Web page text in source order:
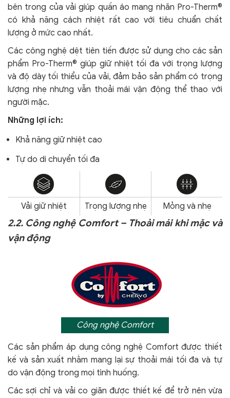
bên trong của vải giúp quần áo mang nhãn Pro-Therm®
có khả năng cách nhiệt rất cao với tiêu chuẩn chất
lượng ở mức cao nhất.
Các công nghệ dệt tiên tiến được sử dụng cho các sản
phẩm Pro-Therm® giúp giữ nhiệt tối đa với trọng lượng
và độ dày tối thiểu của vải, đảm bảo sản phẩm có trọng
lượng nhẹ nhưng vẫn thoải mái vận động thể thao với
người mặc.
Những lợi ích:
Khả năng giữ nhiệt cao
Tự do di chuyển tối đa
Vải giữ nhiệt Trọng lượng nhẹ Mỏng và nhẹ
2.2. Công nghệ Comfort – Thoải mái khi mặc và
vận động
Công nghệ Comfort
Các sản phẩm áp dụng công nghệ Comfortđược thiết
kế và sản xuất nhằm mang lại sự thoải mái tối đa và tự
do vận động trong mọi tình huống.
Các sợi chỉ và vải co giãn được thiết kế để trở nên vừa